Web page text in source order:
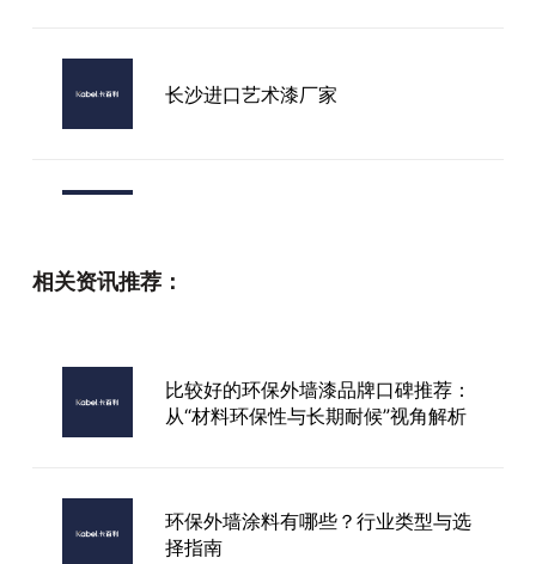
长沙进口艺术漆厂家
相关资讯推荐：
比较好的环保外墙漆品牌口碑推荐：
从“材料环保性与长期耐候”视角解析
环保外墙涂料有哪些？行业类型与选
择指南